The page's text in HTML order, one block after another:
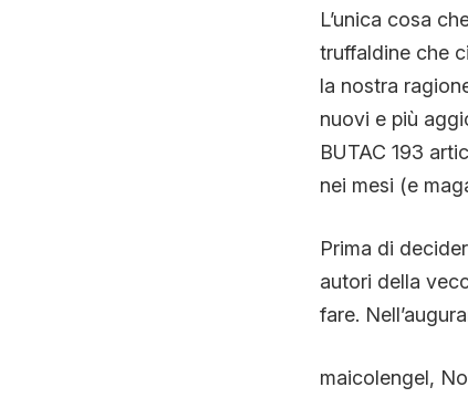
L’unica cosa
truffaldine che
la nostra
nuovi e più
BUTAC 193
nei mesi (e
Prima di
autori della
fare.
maicolengel,